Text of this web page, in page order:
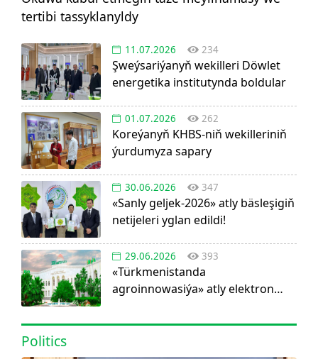
tertibi tassyklanyldy
11.07.2026 234
Şweýsariýanyň wekilleri Döwlet
energetika institutynda boldular
01.07.2026 262
Koreýanyň KHBS-niň wekilleriniň
ýurdumyza sapary
30.06.2026 347
«Sanly geljek-2026» atly bäsleşigiň
netijeleri yglan edildi!
29.06.2026 393
«Türkmenistanda
agroinnowasiýa» atly elektron
Politics